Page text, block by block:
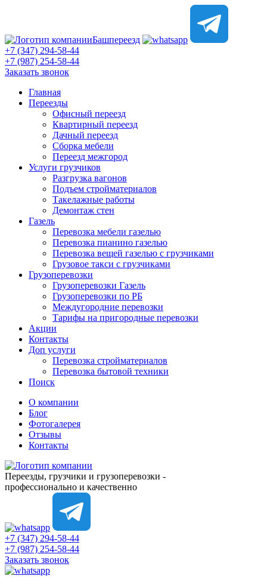
Башпереезд
+7 (347) 294-58-44
+7 (987) 254-58-44
Заказать звонок
Главная
Переезды
Офисный переезд
Квартирный переезд
Дачный переезд
Сборка мебели
Переезд межгород
Услуги грузчиков
Разгрузка вагонов
Подъем стройматериалов
Такелажные работы
Демонтаж стен
Газель
Перевозка мебели газелью
Перевозка пианино газелью
Перевозка вещей газелью с грузчиками
Грузовое такси с грузчиками
Грузоперевозки
Грузоперевозки Газель
Грузоперевозки по РБ
Междугородние перевозки
Тарифы на пригородные перевозки
Акции
Контакты
Доп услуги
Перевозка стройматериалов
Перевозка бытовой техники
Поиск
О компании
Блог
Фотогалерея
Отзывы
Контакты
Переезды, грузчики и грузоперевозки -
профессионально и качественно
+7 (347) 294-58-44
+7 (987) 254-58-44
Заказать звонок